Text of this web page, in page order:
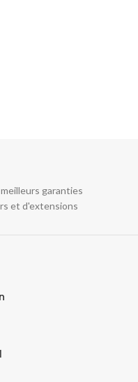
garanties
et d'extensions